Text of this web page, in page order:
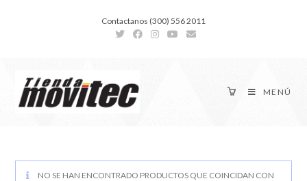
Contactanos (300) 556 2011
MENÚ
NO SE HAN ENCONTRADO PRODUCTOS QUE COINCIDAN CON